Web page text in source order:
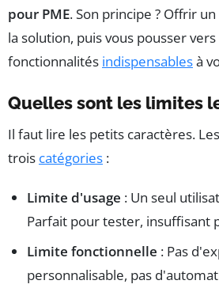
pour PME. Son principe ? Offrir
la solution, puis vous pousser
fonctionnalités indispensablesà
Quelles sont les limites
Il faut lire les petits caractères.
trois catégories :
Limite d'usage : Un seul
Parfait pour tester, insuffisant
Limite fonctionnelle : Pas
personnalisable, pas